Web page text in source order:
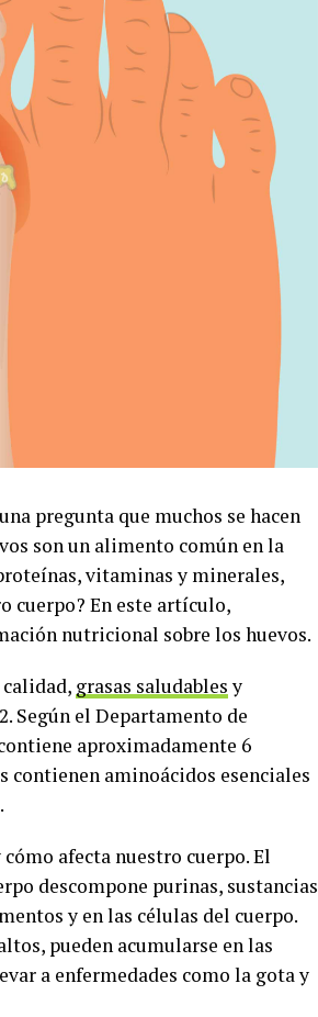
pregunta que muchos se hacen
son un alimento común en la
vitaminas y minerales,
cuerpo? En este artículo,
nutricional sobre los huevos.
grasas saludablesy
Según el Departamento de
aproximadamente 6
contienen aminoácidos esenciales
afecta nuestro cuerpo. El
descompone purinas, sustancias
y en las células del cuerpo.
pueden acumularse en las
a enfermedades como la gota y